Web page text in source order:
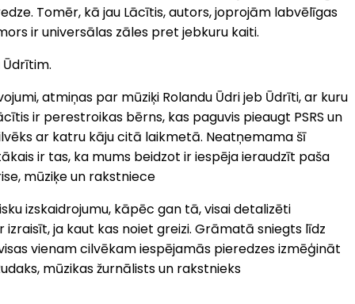
Tomēr, kā jau Lācītis, autors, joprojām labvēlīgas
ir universālas zāles pret jebkuru kaiti.
atmiņas par mūziķi Rolandu Ūdri jeb Ūdrīti, ar kuru
ir perestroikas bērns, kas paguvis pieaugt PSRS un
ar katru kāju citā laikmetā. Neatņemama šī
ir tas, ka mums beidzot ir iespēja ieraudzīt paša
mūziķe un rakstniece
izskaidrojumu, kāpēc gan tā, visai detalizēti
ja kaut kas noiet greizi. Grāmatā sniegts līdz
vienam cilvēkam iespējamās pieredzes izmēģināt
mūzikas žurnālists un rakstnieks